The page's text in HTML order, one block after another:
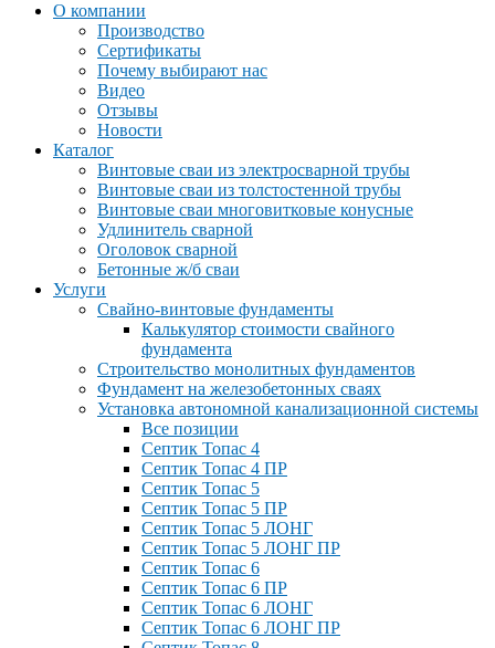
О компании
Производство
Сертификаты
Почему выбирают нас
Видео
Отзывы
Новости
Каталог
Винтовые сваи из электросварной трубы
Винтовые сваи из толстостенной трубы
Винтовые сваи многовитковые конусные
Удлинитель сварной
Оголовок сварной
Бетонные ж/б сваи
Услуги
Свайно-винтовые фундаменты
Калькулятор стоимости свайного
фундамента
Строительство монолитных фундаментов
Фундамент на железобетонных сваях
Установка автономной канализационной системы
Все позиции
Септик Топас 4
Септик Топас 4 ПР
Септик Топас 5
Септик Топас 5 ПР
Септик Топас 5 ЛОНГ
Септик Топас 5 ЛОНГ ПР
Септик Топас 6
Септик Топас 6 ПР
Септик Топас 6 ЛОНГ
Септик Топас 6 ЛОНГ ПР